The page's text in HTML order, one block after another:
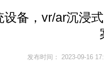
备，vr/ar沉浸
发布时间： 2023-09-16